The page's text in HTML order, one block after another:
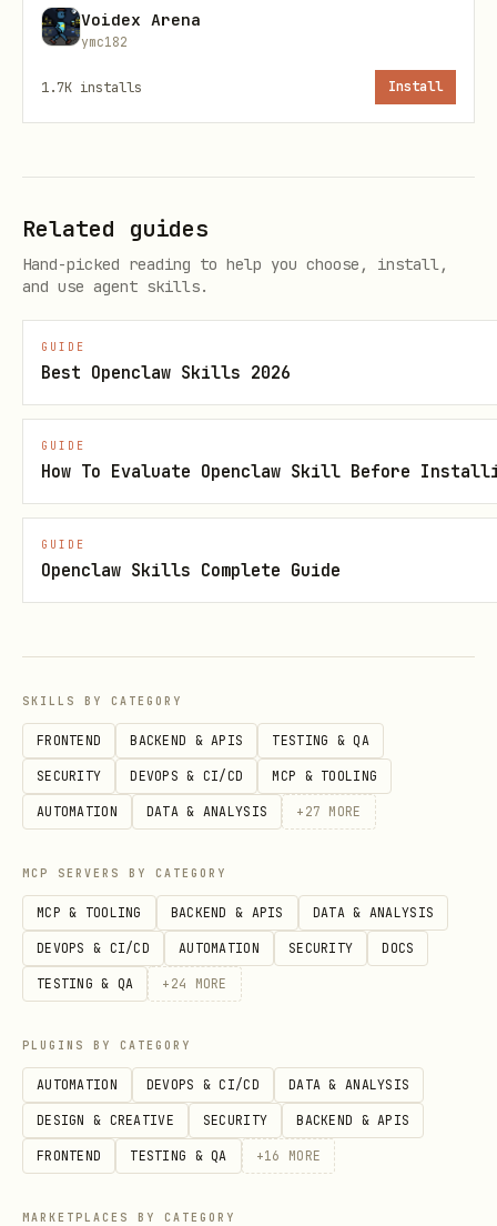
                            ↓
↓                   ↓
│ Task-uri │        │ Conexiuni│        │
│ Active   │        │         │        │
└────┬────┘        └─────────┘
│              WORKFLOW STATE MACHINE
│
│   received ──→ research ──→ analysis ──→
│      ↑
│      │
│      │                    (timeout 6 min)
│      └──────── completed ←─ execution ←──
│                              ↓
│                          monitoring
│
Stări Task:
Stare
Progre
received 0%
Task primit,
procesare
Voidex Arena
ymc182
1.7K installs Install
Related guides
Hand-picked reading to help you choose, install,
and use agent skills.
GUIDE
Best Openclaw Skills 2026
GUIDE
How To Evaluate Openclaw Skill Before
GUIDE
Openclaw Skills Complete Guide
SKILLS BY CATEGORY
FRONTEND BACKEND & APIS TESTING & QA
SECURITY DEVOPS & CI/CD MCP & TOOLING
AUTOMATION DATA & ANALYSIS + 27 MORE
MCP SERVERS BY CATEGORY
MCP & TOOLING BACKEND & APIS DATA & ANALYSIS
DEVOPS & CI/CD AUTOMATION SECURITY DOCS
TESTING & QA + 24 MORE
PLUGINS BY CATEGORY
AUTOMATION DEVOPS & CI/CD DATA & ANALYSIS
DESIGN & CREATIVE SECURITY BACKEND & APIS
FRONTEND TESTING & QA +16 MORE
MARKETPLACES BY CATEGORY